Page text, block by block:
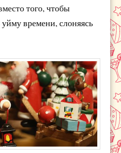
того, чтобы
времени, слоняясь